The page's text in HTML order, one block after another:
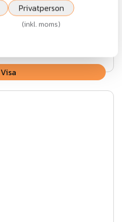
Visa
Privatperson
(inkl. moms)